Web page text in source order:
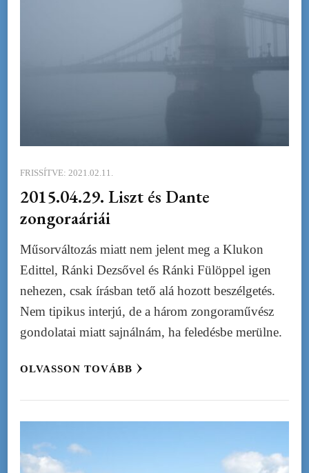
FRISSÍTVE: 2021.02.11.
2015.04.29. Liszt és Dante
zongoraáriái
Műsorváltozás miatt nem jelent meg a Klukon
Edittel, Ránki Dezsővel és Ránki Fülöppel igen
nehezen, csak írásban tető alá hozott beszélgetés.
Nem tipikus interjú, de a három zongoraművész
gondolatai miatt sajnálnám, ha feledésbe merülne.
OLVASSON TOVÁBB